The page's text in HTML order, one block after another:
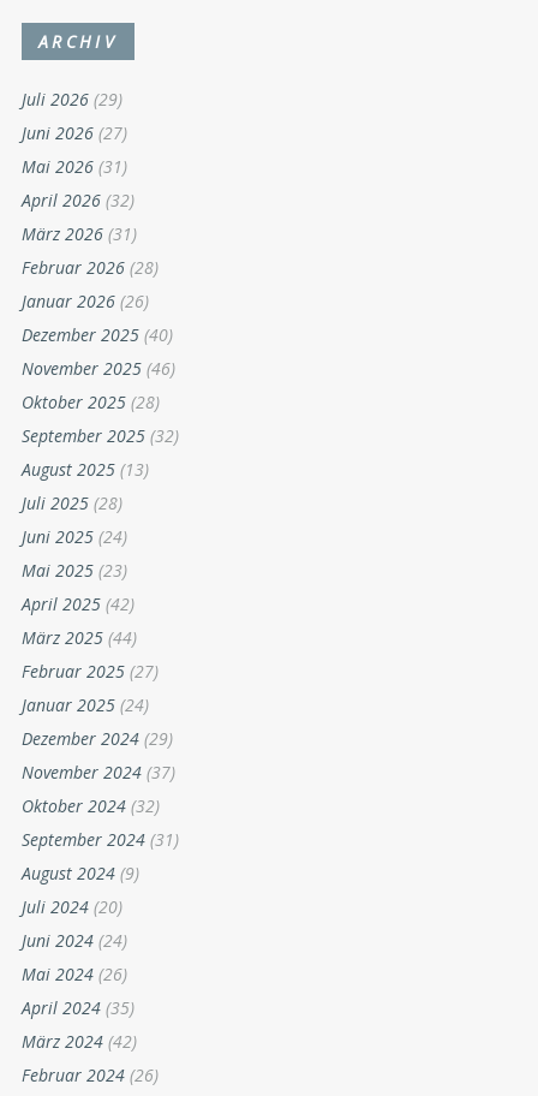
ARCHIV
Juli 2026 (29)
Juni 2026 (27)
Mai 2026 (31)
April 2026 (32)
März 2026 (31)
Februar 2026 (28)
Januar 2026 (26)
Dezember 2025 (40)
November 2025 (46)
Oktober 2025 (28)
September 2025 (32)
August 2025 (13)
Juli 2025 (28)
Juni 2025 (24)
Mai 2025 (23)
April 2025 (42)
März 2025 (44)
Februar 2025 (27)
Januar 2025 (24)
Dezember 2024 (29)
November 2024 (37)
Oktober 2024 (32)
September 2024 (31)
August 2024 (9)
Juli 2024 (20)
Juni 2024 (24)
Mai 2024 (26)
April 2024 (35)
März 2024 (42)
Februar 2024 (26)